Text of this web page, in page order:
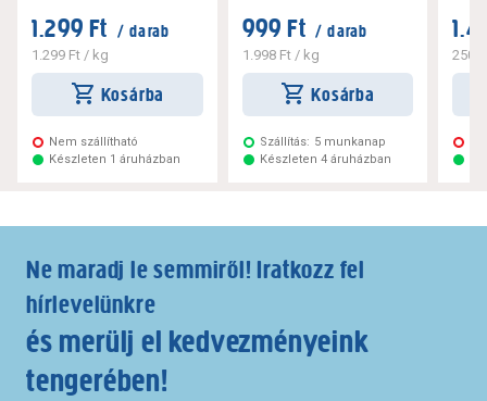
1.299 Ft / darab
1.299 Ft / kg
Kosárba
Nem szállítható
Készleten 1 áruházban
999 Ft / darab
1.998 Ft/ kg
Kosárba
Szállítás: 5 munkanap
Készleten 4 áruházban
250
Ne maradj le semmiről! Iratkozz fel
hírlevelünkre
és merülj el kedvezményeink
tengerében!